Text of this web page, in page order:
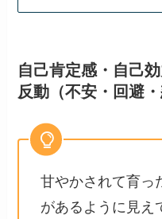
自己肯定感・自己
反動（不安・回避・
甘やかされて育っ
があるように見え